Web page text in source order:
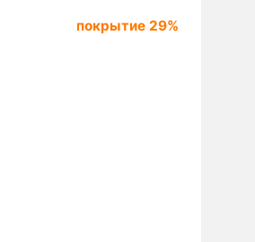
покрытие 29%